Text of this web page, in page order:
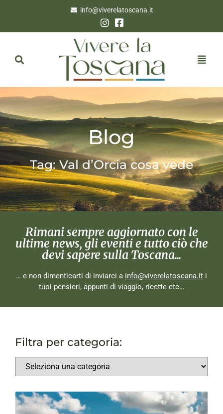
info@viverelatoscana.it
Blog
Tag: Val d’Orcia cosa vede
Rimani sempre aggiornato con le
ultime news, gli eventi e tutto ciò che
devi sapere sulla Toscana...
… e non dimenticarti di inviarci a info@viverelatoscana.it i
tuoi pensieri, appunti di viaggio, ricette etc…
Filtra per categoria: